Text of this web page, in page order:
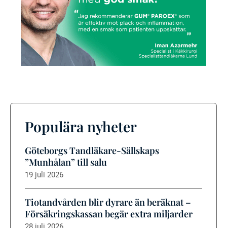
Populära nyheter
Göteborgs Tandläkare-Sällskaps
”Munhålan” till salu
19 juli 2026
Tiotandvården blir dyrare än beräknat –
Försäkringskassan begär extra miljarder